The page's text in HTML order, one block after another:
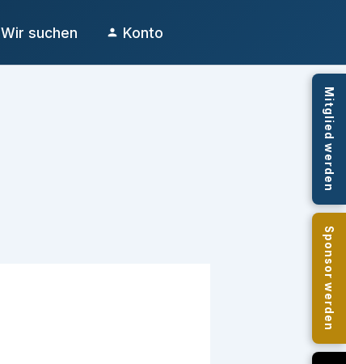
Wir suchen Konto
Mitglied werden
Sponsor werden